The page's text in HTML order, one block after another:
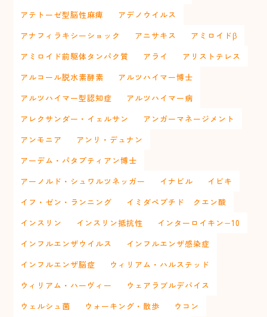
アテトーゼ型脳性麻痺
アデノウイルス
アナフィラキシーショック
アニサキス
アミロイドβ
アミロイド前駆体タンパク質
アライ
アリストテレス
アルコール脱水素酵素
アルツハイマー博士
アルツハイマー型認知症
アルツハイマー病
アレクサンダー・イェルサン
アンガーマネージメント
アンモニア
アンリ・デュナン
アーデム・パタプティアン博士
アーノルド・シュワルツネッガー
イナビル
イビキ
イフ・ゼン・ランニング
イミダペプチド クエン酸
インスリン
インスリン抵抗性
インターロイキン−10
インフルエンザウイルス
インフルエンザ感染症
インフルエンザ脳症
ウィリアム・ハルステッド
ウィリアム・ハーヴィー
ウェアラブルデバイス
ウェルシュ菌
ウォーキング・散歩 ウコン